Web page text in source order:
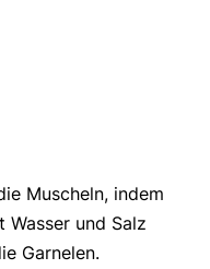
Muscheln, indem
Wasser und Salz
Garnelen.